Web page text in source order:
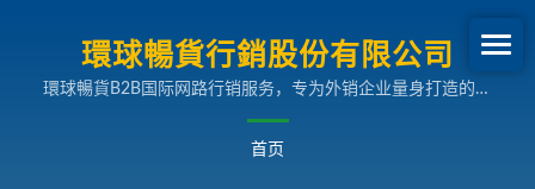
環球暢貨行銷股份有限公司
環球暢貨B2B国际网路行销服务，专为外销企业量身打造的多
首页